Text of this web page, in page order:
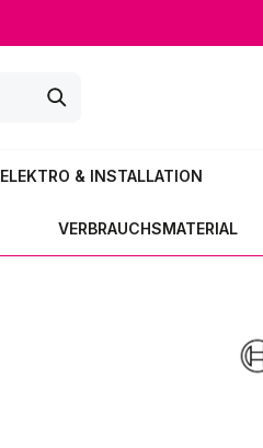
ELEKTRO & INSTALLATION
VERBRAUCHSMATERIAL